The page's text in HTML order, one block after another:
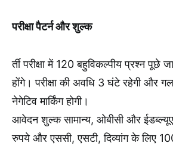
परीक्षा पैटर्न और शुल्क
र्ती परीक्षा में 120 बहुविकल्पीय प्रश्न
होंगे। परीक्षा की अवधि 3 घंटे रहेगी और
नेगेटिव मार्किंग होगी।
आवेदन शुल्क सामान्य, ओबीसी और
रुपये और एससी, एसटी, दिव्यांग के लिए